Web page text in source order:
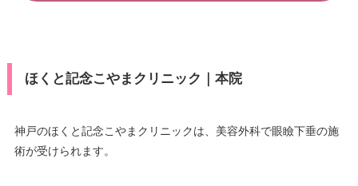
ほくと記念こやまクリニック｜本院
神戸のほくと記念こやまクリニックは、美容外科で眼瞼下垂の施
術が受けられます。